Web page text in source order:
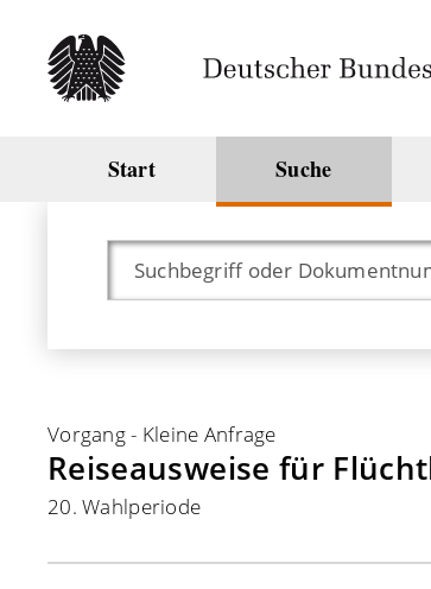
Start Suche
Vorgang- Kleine Anfrage
Reiseausweise für
20. Wahlperiode